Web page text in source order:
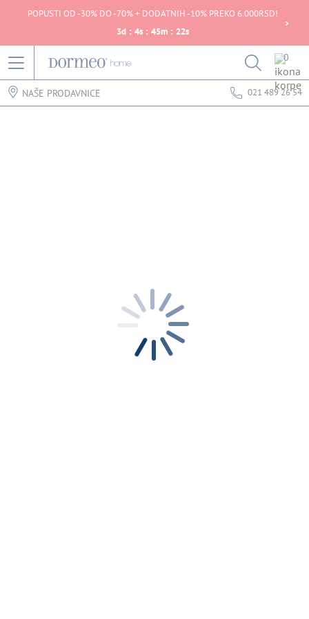
POPUSTI OD -30% DO -70% + DODATNIH -10% PREKO 6.000RSD!
3d : 4s : 45m : 22s
0
NAŠE PRODAVNICE 021 489 26 54